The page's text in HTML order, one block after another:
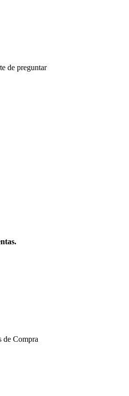
de preguntar
de Compra